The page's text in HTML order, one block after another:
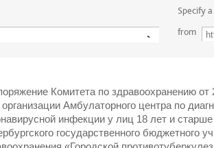
Specify
from
Комитета по здравоохранению
Амбулаторного центра по
инфекции у лиц 18 лет и
государственного бюджетного